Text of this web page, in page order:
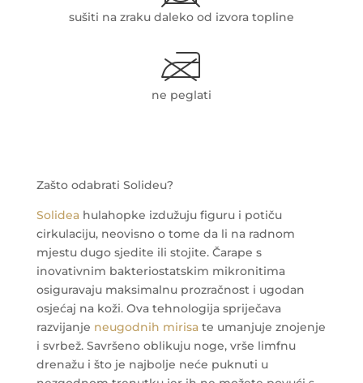
sušiti na zraku daleko od izvora topline
ne peglati
Zašto odabrati Solideu?
Solideahulahopke izdužuju figuru i potiču
cirkulaciju, neovisno o tome da li na radnom
mjestu dugo sjedite ili stojite. Čarape s
inovativnim bakteriostatskim mikronitima
osiguravaju maksimalnu prozračnost i ugodan
osjećaj na koži.Ova tehnologija spriječava
razvijanje neugodnih mirisate umanjuje znojenje
i svrbež. Savršeno oblikuju noge, vrše limfnu
drenažui što je najbolje neće puknuti u